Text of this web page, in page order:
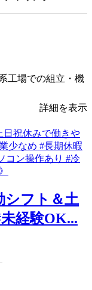
工場での組立・機
詳細を表示
シフト＆土
経験OK...